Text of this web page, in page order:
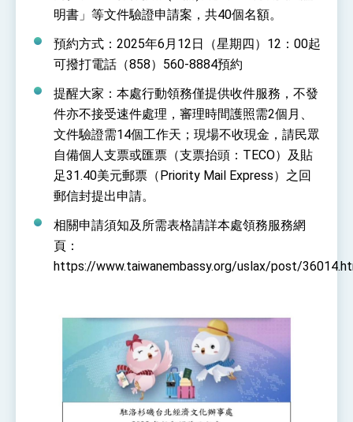
作
副總統接見美參議員蓋耶哥 強調美國是臺灣重
外交部長林佳龍午宴歡迎美國聯邦參議員蓋耶哥
訪問團
會」訪問團一行，深化跨大西洋戰略夥伴關係
臺美經貿談判獲階段性成果 卓揆期勉爭取時間完
成「臺美對等貿易協定」簽署
卓揆：臺美關稅談判階段性結果有助臺灣取得有
利戰略地位 全力支持「臺美對等貿易協定」簽署
外交部與數位發展部攜手合作，整合台灣雄厚數
位實力，達成固邦榮邦目標
外交部長林佳龍主持第35次「參與亞太經濟合作
民調顯示多數國人滿意政府外交表現，高度支持
總統以「韌性之島，希望之光」為題發表2026新
命運
變局中 奮起的新臺灣 總統發表國慶演說
總統發表執政周年談話 盼面對未來挑戰 堅持
團結 迎風轉型 穩健前行
賴總統就職演說影片
明書」等文件驗證申請案，共40個名額。
預約方式：2025年6月12日（星期四）12：00起
可撥打電話（858）560-8884預約
提醒大家：本處行動領務僅提供收件服務，不發
件亦不接受速件處理，審理時間護照需2個月、
文件驗證需14個工作天；現場不收現金，請民眾
自備個人支票或匯票（支票抬頭：TECO）及貼
足31.40美元郵票（Priority Mail Express）之回
郵信封提出申請。
相關申請須知及所需表格請詳本處領務服務網
頁：
https://www.taiwanembassy.org/uslax/post/